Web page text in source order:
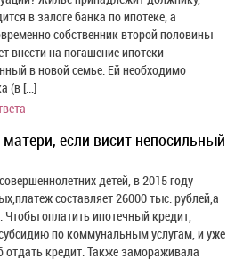
в залоге банка по ипотеке, а
собственник второй половины
на погашение ипотеки
в новой семье. Ей необходимо
(в […]
если висит непосильный
детей, в 2015 году
составляет 26000 тыс. рублей,а
оплатить ипотечный кредит,
по коммунальным услугам, и уже
кредит. Также замораживала